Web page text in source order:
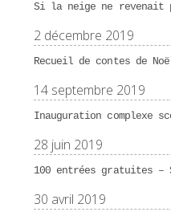
Si la neige ne revenait
2 décembre 2019
Recueil de contes de
14 septembre 2019
Inauguration complexe
28 juin 2019
100 entrées gratuites –
30 avril 2019